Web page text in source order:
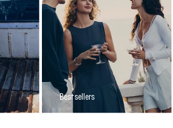
Bestsellers